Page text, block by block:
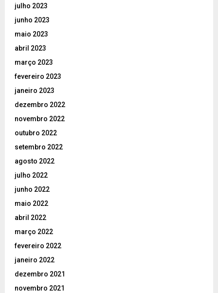
julho 2023
junho 2023
maio 2023
abril 2023
março 2023
fevereiro 2023
janeiro 2023
dezembro 2022
novembro 2022
outubro 2022
setembro 2022
agosto 2022
julho 2022
junho 2022
maio 2022
abril 2022
março 2022
fevereiro 2022
janeiro 2022
dezembro 2021
novembro 2021